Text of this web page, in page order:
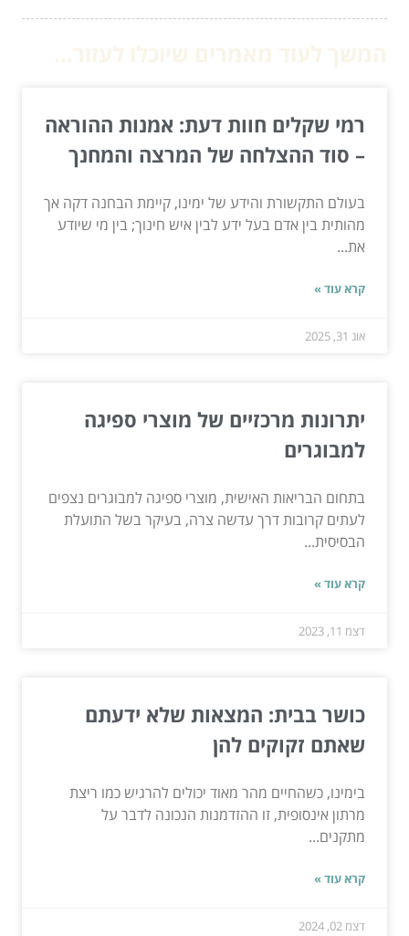
רמי שקלים חוות דעת: אמנות ההוראה
– סוד ההצלחה של המרצה והמחנך
בעולם התקשורת והידע של ימינו, קיימת הבחנה דקה אך
מהותית בין אדם בעל ידע לבין איש חינוך; בין מי שיודע
את...
קרא עוד »
אוג 31, 2025
יתרונות מרכזיים של מוצרי ספיגה
למבוגרים
בתחום הבריאות האישית, מוצרי ספיגה למבוגרים נצפים
לעתים קרובות דרך עדשה צרה, בעיקר בשל התועלת
הבסיסית...
קרא עוד »
דצמ 11, 2023
כושר בבית: המצאות שלא ידעתם
שאתם זקוקים להן
בימינו, כשהחיים מהר מאוד יכולים להרגיש כמו ריצת
מרתון אינסופית, זו ההזדמנות הנכונה לדבר על
מתקנים...
קרא עוד »
דצמ 02, 2024